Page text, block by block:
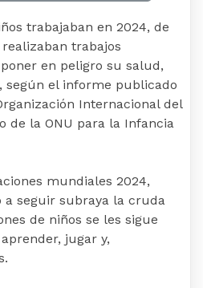
trabajaban en 2024, de
trabajos
en peligro su salud,
según el informe publicado
Internacional del
de la ONU para la Infancia
mundiales 2024,
a seguir subraya la cruda
de niños se les sigue
jugar y,